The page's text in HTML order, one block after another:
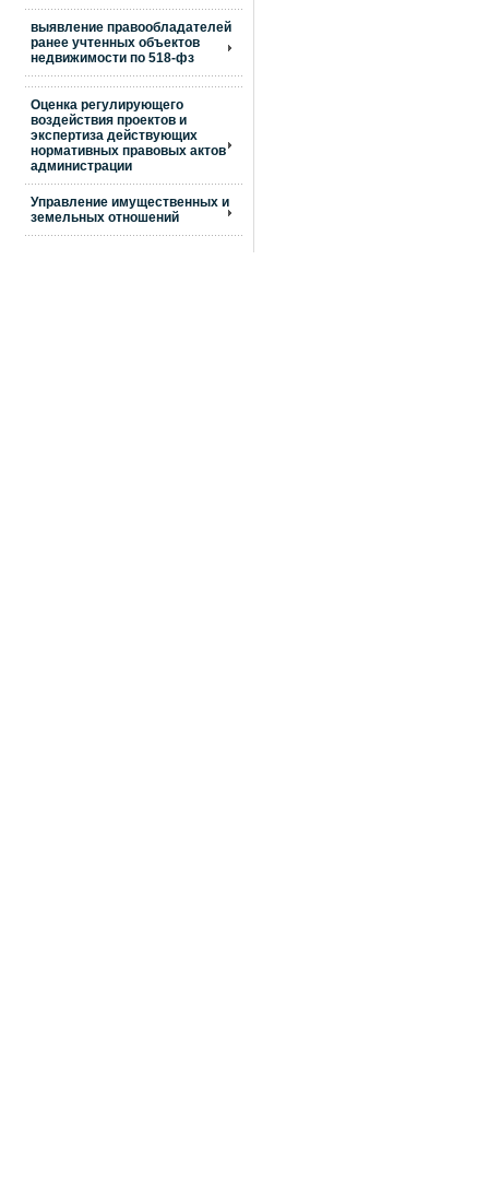
выявление правообладателей
ранее учтенных объектов
недвижимости по 518-фз
Оценка регулирующего
воздействия проектов и
экспертиза действующих
нормативных правовых актов
администрации
Управление имущественных и
земельных отношений